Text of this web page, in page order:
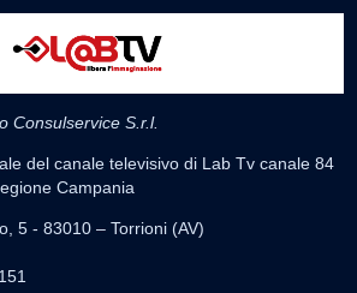
Consulservice S.r.l.
del canale televisivo di Lab Tv canale 84
Campania
5 - 83010 – Torrioni (AV)